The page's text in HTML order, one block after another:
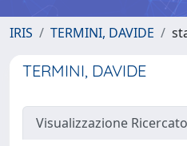
IRIS TERMINI, DAVIDE
TERMINI, DAVIDE
Visualizzazione